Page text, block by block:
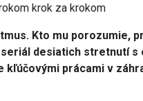
krok za krokom
Kto mu porozumie,
desiatich stretnutí s
prácami v